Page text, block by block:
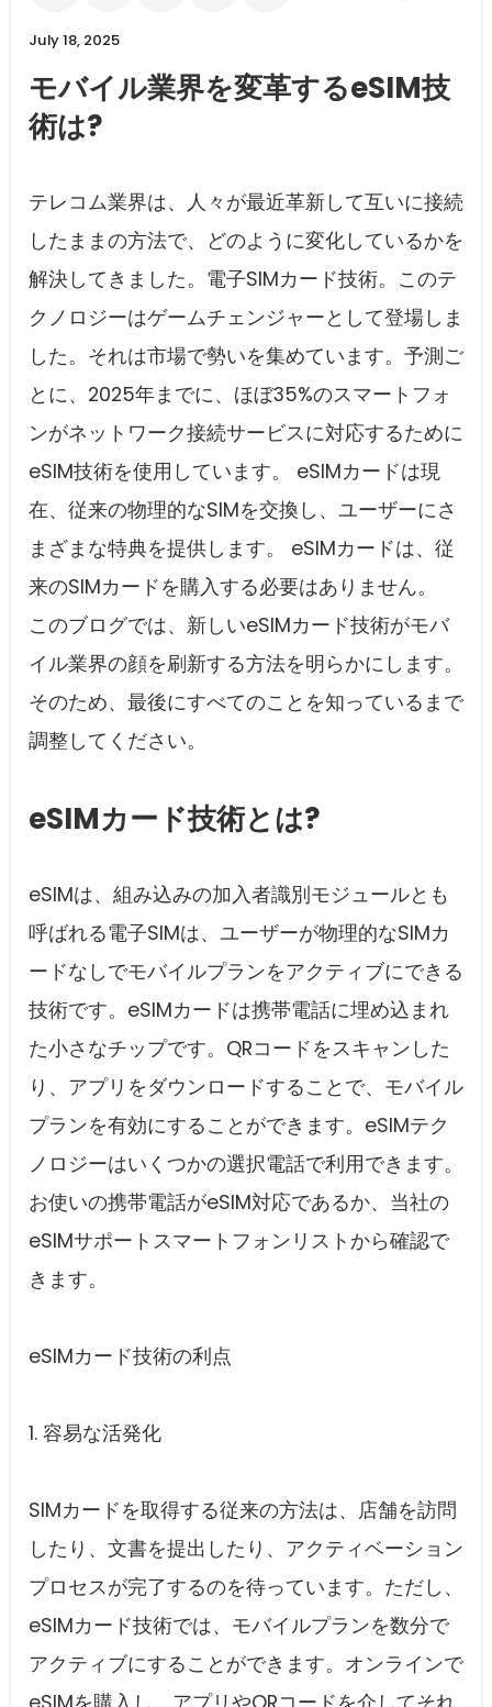
July 18, 2025
モバイル業界を変革するeSIM技
術は?
テレコム業界は、人々が最近革新して互いに接続
したままの方法で、どのように変化しているかを
解決してきました。電子SIMカード技術。このテ
クノロジーはゲームチェンジャーとして登場しま
した。それは市場で勢いを集めています。予測ご
とに、2025年までに、ほぼ35%のスマートフォ
ンがネットワーク接続サービスに対応するために
eSIM技術を使用しています。 eSIMカードは現
在、従来の物理的なSIMを交換し、ユーザーにさ
まざまな特典を提供します。 eSIMカードは、従
来のSIMカードを購入する必要はありません。
このブログでは、新しいeSIMカード技術がモバ
イル業界の顔を刷新する方法を明らかにします。
そのため、最後にすべてのことを知っているまで
調整してください。
eSIMカード技術とは?
eSIMは、組み込みの加入者識別モジュールとも
呼ばれる電子SIMは、ユーザーが物理的なSIMカ
ードなしでモバイルプランをアクティブにできる
技術です。eSIMカードは携帯電話に埋め込まれ
た小さなチップです。QRコードをスキャンした
り、アプリをダウンロードすることで、モバイル
プランを有効にすることができます。eSIMテク
ノロジーはいくつかの選択電話で利用できます。
お使いの携帯電話がeSIM対応であるか、当社の
eSIMサポートスマートフォンリストから確認で
きます。
eSIMカード技術の利点
1. 容易な活発化
SIMカードを取得する従来の方法は、店舗を訪問
したり、文書を提出したり、アクティベーション
プロセスが完了するのを待っています。ただし、
eSIMカード技術では、モバイルプランを数分で
アクティブにすることができます。オンラインで